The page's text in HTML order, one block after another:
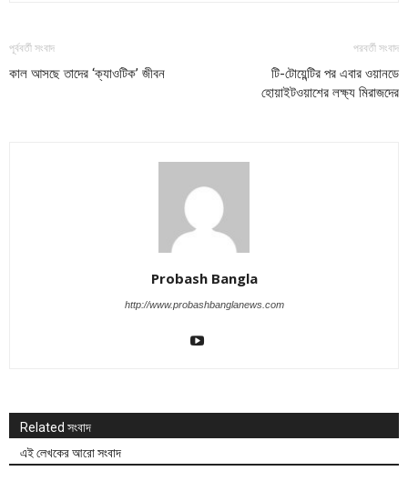
পূর্ববর্তী সংবাদ
কাল আসছে তাদের ‘ক্যাওটিক’ জীবন
পরবর্তী সংবাদ
টি-টোয়েন্টির পর এবার ওয়ানডে
হোয়াইটওয়াশের লক্ষ্য মিরাজদের
Probash Bangla
http://www.probashbanglanews.com
Related সংবাদ
এই লেখকের আরো সংবাদ